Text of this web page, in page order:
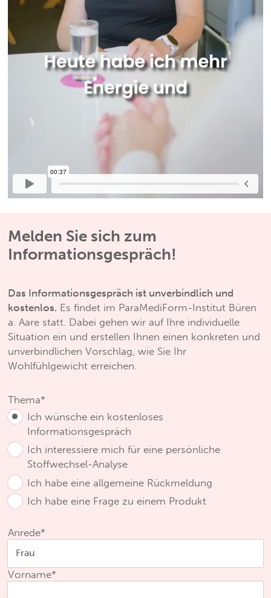
Melden Sie sich zum
Informationsgespräch!
Das Informationsgespräch ist unverbindlich und
kostenlos. Es findet im ParaMediForm-Institut Büren
a. Aare statt. Dabei gehen wir auf Ihre individuelle
Situation ein und erstellen Ihnen einen konkreten und
unverbindlichen Vorschlag, wie Sie Ihr
Wohlfühlgewicht erreichen.
Thema*
Ich wünsche ein kostenloses
Informationsgespräch
Ich interessiere mich für eine persönliche
Stoffwechsel-Analyse
Ich habe eine allgemeine Rückmeldung
Ich habe eine Frage zu einem Produkt
Anrede*
Vorname*